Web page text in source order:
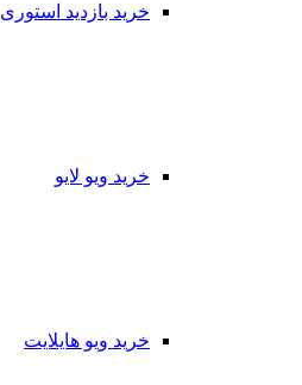
خرید بازدید استوری
خرید ویو لایو
خرید ویو هایلایت